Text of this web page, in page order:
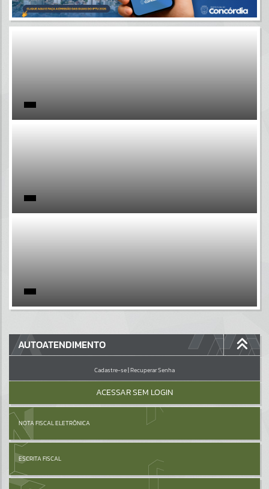
Por favor, aguarde...
Por favor, aguarde...
Por favor, aguarde...
GALERIAS
Por favor, aguarde...
AUTOATENDIMENTO
Cadastre-se|Recuperar Senha
ACESSAR SEM LOGIN
NOTA FISCAL ELETRÔNICA
ESCRITA FISCAL